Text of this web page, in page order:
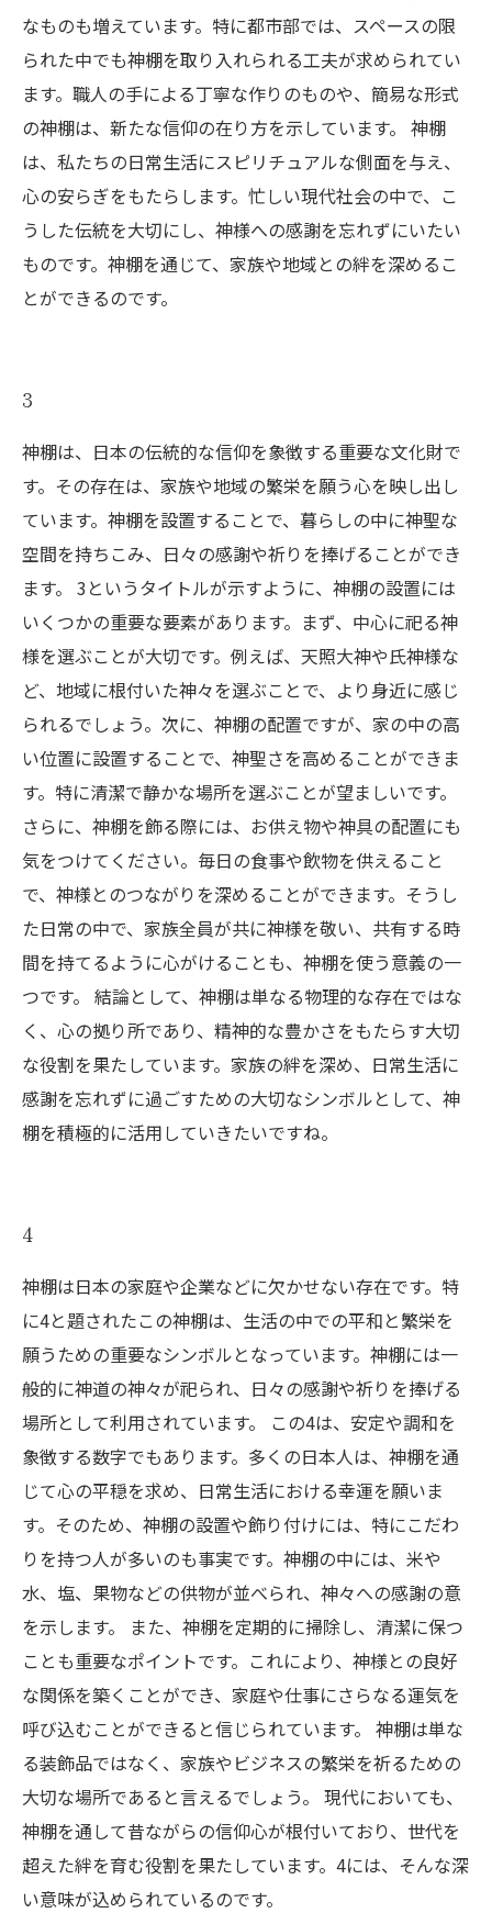
なものも増えています。特に都市部では、スペースの限
られた中でも神棚を取り入れられる工夫が求められてい
ます。職人の手による丁寧な作りのものや、簡易な形式
の神棚は、新たな信仰の在り方を示しています。 神棚
は、私たちの日常生活にスピリチュアルな側面を与え、
心の安らぎをもたらします。忙しい現代社会の中で、こ
うした伝統を大切にし、神様への感謝を忘れずにいたい
ものです。神棚を通じて、家族や地域との絆を深めるこ
とができるのです。
3
神棚は、日本の伝統的な信仰を象徴する重要な文化財で
す。その存在は、家族や地域の繁栄を願う心を映し出し
ています。神棚を設置することで、暮らしの中に神聖な
空間を持ちこみ、日々の感謝や祈りを捧げることができ
ます。 3というタイトルが示すように、神棚の設置には
いくつかの重要な要素があります。まず、中心に祀る神
様を選ぶことが大切です。例えば、天照大神や氏神様な
ど、地域に根付いた神々を選ぶことで、より身近に感じ
られるでしょう。次に、神棚の配置ですが、家の中の高
い位置に設置することで、神聖さを高めることができま
す。特に清潔で静かな場所を選ぶことが望ましいです。
さらに、神棚を飾る際には、お供え物や神具の配置にも
気をつけてください。毎日の食事や飲物を供えること
で、神様とのつながりを深めることができます。そうし
た日常の中で、家族全員が共に神様を敬い、共有する時
間を持てるように心がけることも、神棚を使う意義の一
つです。 結論として、神棚は単なる物理的な存在ではな
く、心の拠り所であり、精神的な豊かさをもたらす大切
な役割を果たしています。家族の絆を深め、日常生活に
感謝を忘れずに過ごすための大切なシンボルとして、神
棚を積極的に活用していきたいですね。
4
神棚は日本の家庭や企業などに欠かせない存在です。特
に4と題されたこの神棚は、生活の中での平和と繁栄を
願うための重要なシンボルとなっています。神棚には一
般的に神道の神々が祀られ、日々の感謝や祈りを捧げる
場所として利用されています。 この4は、安定や調和を
象徴する数字でもあります。多くの日本人は、神棚を通
じて心の平穏を求め、日常生活における幸運を願いま
す。そのため、神棚の設置や飾り付けには、特にこだわ
りを持つ人が多いのも事実です。神棚の中には、米や
水、塩、果物などの供物が並べられ、神々への感謝の意
を示します。 また、神棚を定期的に掃除し、清潔に保つ
ことも重要なポイントです。これにより、神様との良好
な関係を築くことができ、家庭や仕事にさらなる運気を
呼び込むことができると信じられています。 神棚は単な
る装飾品ではなく、家族やビジネスの繁栄を祈るための
大切な場所であると言えるでしょう。 現代においても、
神棚を通して昔ながらの信仰心が根付いており、世代を
超えた絆を育む役割を果たしています。4には、そんな深
い意味が込められているのです。